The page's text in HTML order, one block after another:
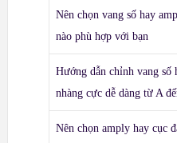
Nên chọn vang số hay
nào phù hợp với bạn
Hướng dẫn chỉnh vang số
nhàng cực dễ dàng từ A
Nên chọn amply hay cục